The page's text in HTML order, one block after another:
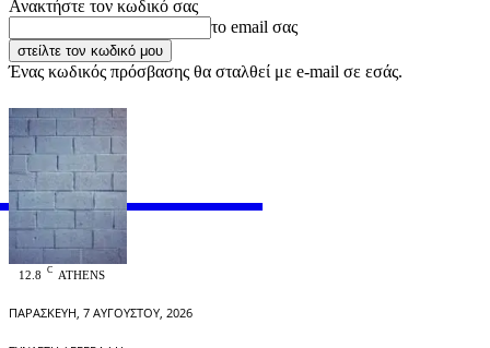
Ανακτήστε τον κωδικό σας
το email σας
Ένας κωδικός πρόσβασης θα σταλθεί με e-mail σε εσάς.
OFFICIAL
12.8 C ATHENS
ΠΑΡΑΣΚΕΥΉ, 7 ΑΥΓΟΎΣΤΟΥ, 2026